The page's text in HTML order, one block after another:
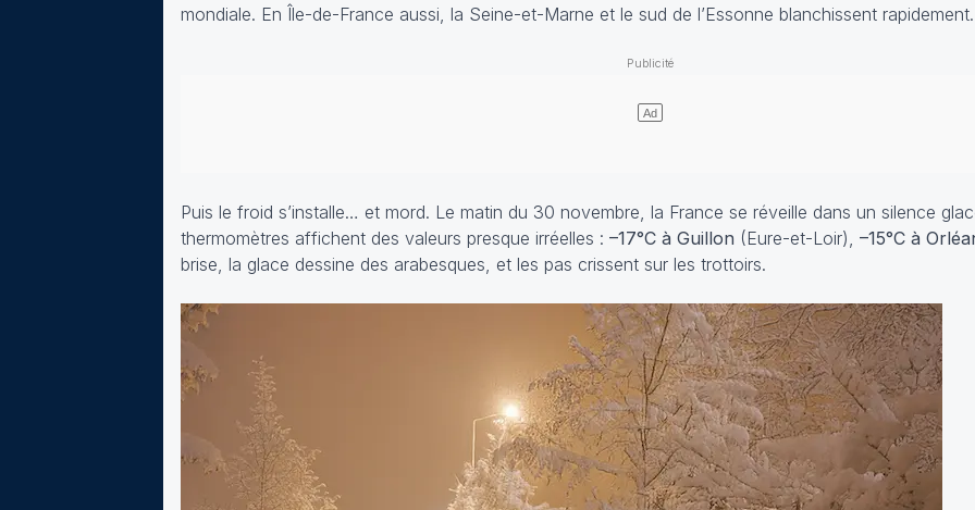
mondiale. En Île-de-France aussi, la Seine-et-Marne et le sud de l’Essonne blanchissent rapidement.
Puis le froid s’installe… et mord. Le matin du 30 novembre, la France se réveille dans un silence
thermomètres affichent des valeurs presque irréelles : –17°C à Guillon (Eure-et-Loir), –15°C à
brise, la glace dessine des arabesques, et les pas crissent sur les trottoirs.